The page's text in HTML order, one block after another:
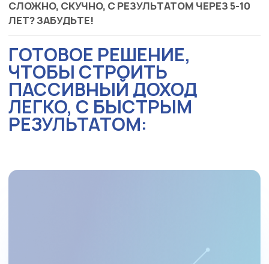
СЛОЖНО, СКУЧНО, С РЕЗУЛЬТАТОМ ЧЕРЕЗ 5-10
ЛЕТ? ЗАБУДЬТЕ!
ГОТОВОЕ РЕШЕНИЕ,
ЧТОБЫ СТРОИТЬ
ПАССИВНЫЙ ДОХОД
ЛЕГКО, С БЫСТРЫМ
РЕЗУЛЬТАТОМ: